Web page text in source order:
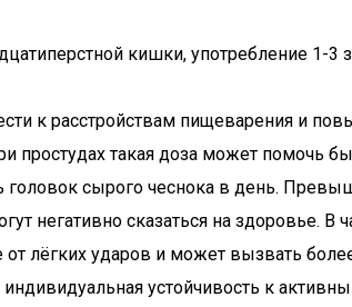
кишки, употребление 1-
к расстройствам пищеварения и
такая доза может помочь
сырого чеснока в день.
негативно сказаться на здоровье. В
лёгких ударов и может вызвать
устойчивость к